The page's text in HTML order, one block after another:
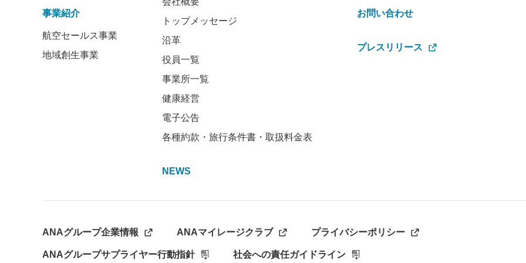
事業紹介
航空セールス事業
地域創生事業
トップメッセージ
沿革
役員一覧
事業所一覧
健康経営
電子公告
各種約款・旅行条件書・取扱料金表
NEWS
お問い合わせ
プレスリリース
ANAグループ企業情報 ANAマイレージクラブ プライバシーポリシー
ANAグループサプライヤー行動指針 社会への責任ガイドライン